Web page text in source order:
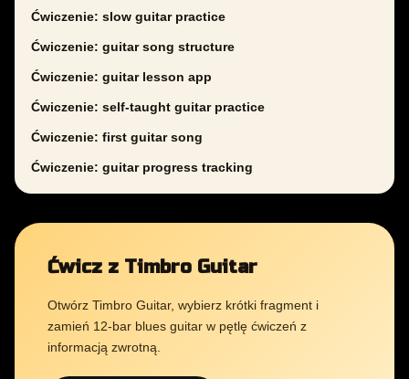
Ćwiczenie: slow guitar practice
Ćwiczenie: guitar song structure
Ćwiczenie: guitar lesson app
Ćwiczenie: self-taught guitar practice
Ćwiczenie: first guitar song
Ćwiczenie: guitar progress tracking
Ćwicz z Timbro Guitar
Otwórz Timbro Guitar, wybierz krótki fragment i
zamień 12-bar blues guitar w pętlę ćwiczeń z
informacją zwrotną.